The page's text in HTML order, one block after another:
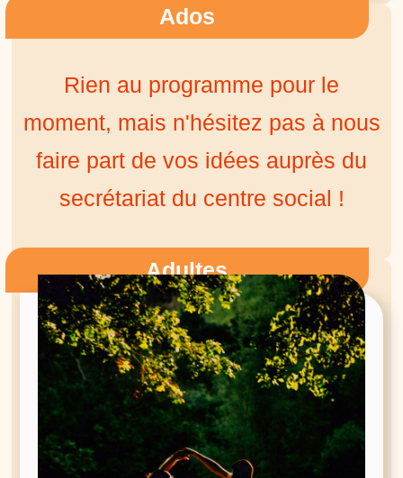
Ados
Rien au programme pour le
moment, mais n'hésitez pas à nous
faire part de vos idées auprès du
secrétariat du centre social !
Adultes